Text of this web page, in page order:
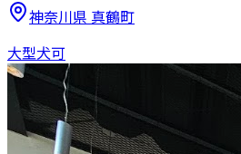
神奈川県 真鶴町
大型犬可